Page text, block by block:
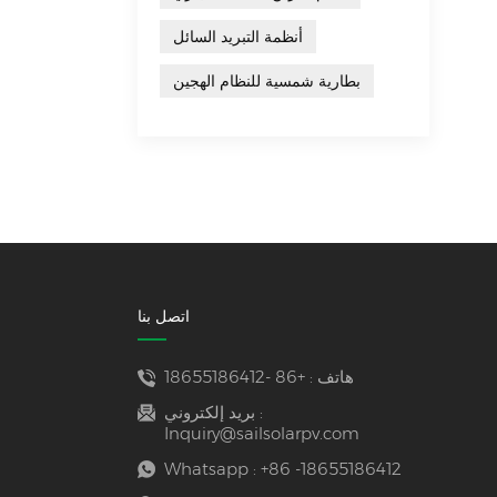
أنظمة التبريد السائل
بطارية شمسية للنظام الهجين
اتصل بنا
هاتف : +86 -18655186412
بريد إلكتروني :
Inquiry@sailsolarpv.com
Whatsapp : +86 -18655186412